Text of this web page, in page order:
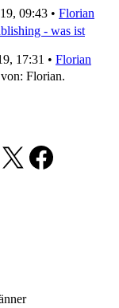
09:43 • Florian
- was ist
17:31 • Florian
Florian.
auf Mastodon
X Folgt uns auf